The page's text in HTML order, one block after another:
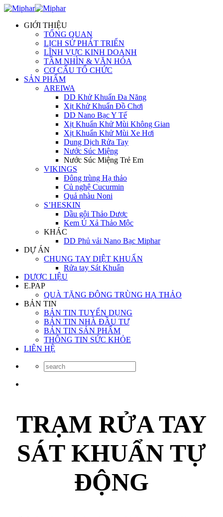
GIỚI THIỆU
TỔNG QUAN
LỊCH SỬ PHÁT TRIỂN
LĨNH VỰC KINH DOANH
TẦM NHÌN & VĂN HÓA
CƠ CẤU TỔ CHỨC
SẢN PHẨM
AREIWA
DD Khử Khuẩn Đa Năng
Xịt Khử Khuẩn Đồ Chơi
DD Nano Bạc Y Tế
Xịt Khuẩn Khử Mùi Không Gian
Xịt Khuẩn Khử Mùi Xe Hơi
Dung Dịch Rửa Tay
Nước Súc Miệng
Nước Súc Miệng Trẻ Em
VIKINGS
Đông trùng Hạ thảo
Củ nghệ Cucurmin
Quả nhàu Noni
S’HESKIN
Dầu gội Thảo Dược
Kem Ủ Xả Thảo Mộc
KHÁC
DD Phủ vải Nano Bạc Miphar
DỰ ÁN
CHUNG TAY DIỆT KHUẨN
Rửa tay Sát Khuẩn
DƯỢC LIỆU
E.PAP
QUÀ TẶNG ĐÔNG TRÙNG HẠ THẢO
BẢN TIN
BẢN TIN TUYỂN DỤNG
BẢN TIN NHÀ ĐẦU TƯ
BẢN TIN SẢN PHẨM
THÔNG TIN SỨC KHỎE
LIÊN HỆ
TRẠM RỬA TAY
SÁT KHUẨN TỰ
ĐỘNG